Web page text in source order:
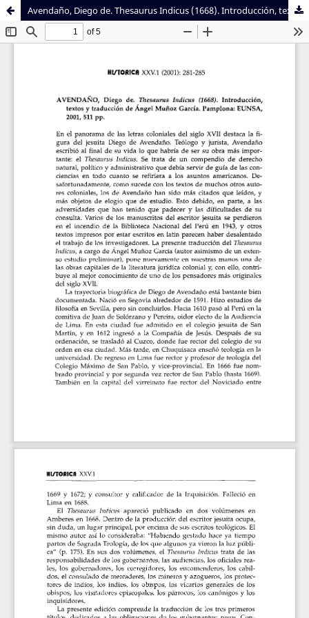
Avendaño, Diego de. Thesaurus Indicus (1668). Introducción, textos y traducción de Ángel Muñoz García. Pamplona: EUNSA, 2001, 511 pp.